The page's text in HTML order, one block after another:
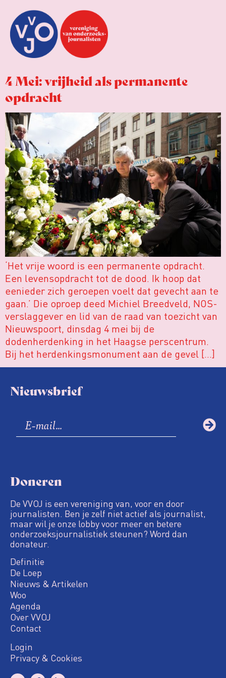
4 Mei: vrijheid als permanente
opdracht
‘Het vrije woord is een permanente opdracht.
Een levensopdracht tot de dood. Ik hoop dat
eenieder zich geroepen voelt dat gevecht aan te
gaan.’ Die oproep deed Michiel Breedveld, NOS-
verslaggever en lid van de raad van toezicht van
Nieuwspoort, dinsdag 4 mei bij de
dodenherdenking in het Haagse perscentrum.
Bij het herdenkingsmonument aan de gevel […]
Nieuwsbrief
Doneren
De VVOJ is een vereniging van, voor en door
journalisten. Ben je zelf niet actief als journalist,
maar wil je onze lobby voor meer en betere
onderzoeksjournalistiek steunen? Word dan
donateur.
Definitie
De Loep
Nieuws & Artikelen
Woo
Agenda
Over VVOJ
Contact
Login
Privacy & Cookies